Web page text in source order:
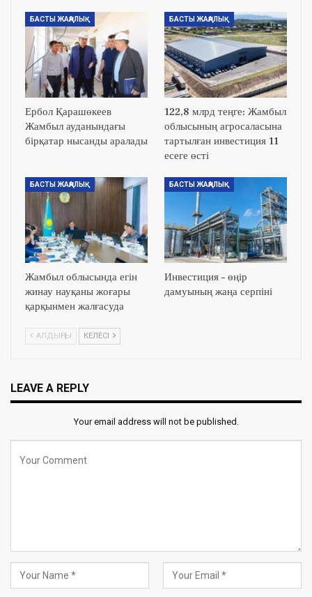
БАСТЫ ЖАҢАЛЫҚ
Ербол Қарашөкеев
Жамбыл ауданындағы
бірқатар нысанды аралады
БАСТЫ ЖАҢАЛЫҚ
122,8 млрд теңге: Жамбыл
облысының агросаласына
тартылған инвестиция 11
есеге өсті
БАСТЫ ЖАҢАЛЫҚ
Жамбыл облысында егін
жинау науқаны жоғары
қарқынмен жалғасуда
БАСТЫ ЖАҢАЛЫҚ
Инвестиция – өңір
дамуының жаңа серпіні
АЛДЫҢҒЫ КЕЛЕСІ
LEAVE A REPLY
Your email address will not be published.